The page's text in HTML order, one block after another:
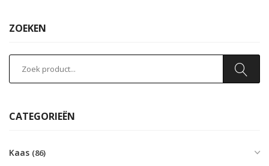
ZOEKEN
CATEGORIEËN
Kaas (86)